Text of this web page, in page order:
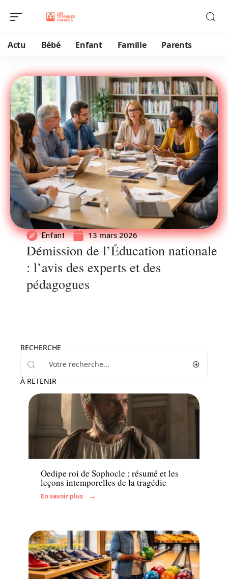
Actu Bébé Enfant Famille Parents
Enfant 13 mars 2026
Démission de l’Éducation nationale
: l’avis des experts et des
pédagogues
RECHERCHE
À RETENIR
Enfant
Oedipe roi de Sophocle : résumé et les
leçons intemporelles de la tragédie
En savoir plus